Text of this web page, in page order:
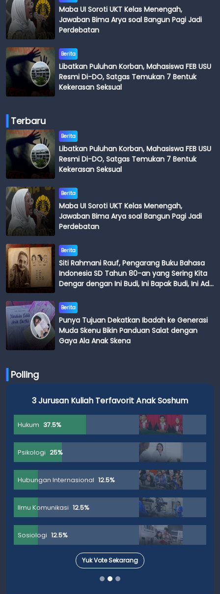
Maba UI Soroti UKT Kelas Menengah,
Jawaban Bima Arya soal Bangun Pagi Jadi
Perdebatan
Berita
Libatkan Puluhan Korban, Mahasiswa FEB USU
Resmi Di-DO, Satgas Temukan 7 Bentuk
Kekerasan Seksual
Terbaru
Berita
Libatkan Puluhan Korban, Mahasiswa FEB USU
Resmi Di-DO, Satgas Temukan 7 Bentuk
Kekerasan Seksual
Berita
Maba UI Soroti UKT Kelas Menengah,
Jawaban Bima Arya soal Bangun Pagi Jadi
Perdebatan
Berita
Siti Rahmani Rauf, Pengarang Buku Bahasa
Indonesia SD Tahun 80-an yang Sering Kita
Dengar dengan Ini Budi, Ini Bapak Budi, Ini Adik
Berita
Punya Tujuan Dekatkan Ibadah ke Generasi
Muda Skenu Bikin Panduan Salat dengan
Gaya Ala Anak Skena
Polling
3 Jurusan Kuliah Terfavorit Anak Soshum
Hukum 37.5%
Psikologi 25%
Hubungan Internasional 12.5%
Ilmu Komunikasi 12.5%
Sosiologi 12.5%
Yuk Vote Sekarang